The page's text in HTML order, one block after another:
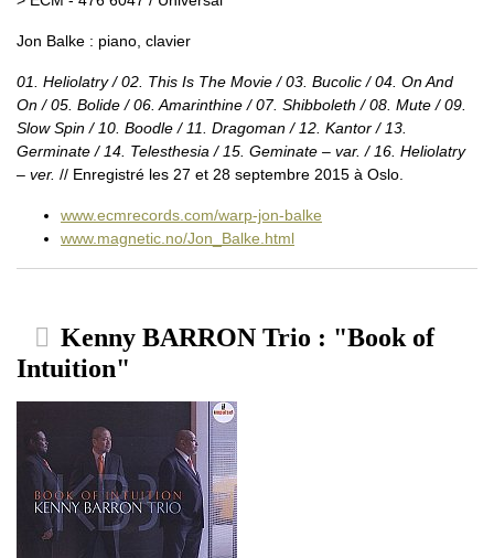
Jon Balke : piano, clavier
01. Heliolatry / 02. This Is The Movie / 03. Bucolic / 04. On And
On / 05. Bolide / 06. Amarinthine / 07. Shibboleth / 08. Mute / 09.
Slow Spin / 10. Boodle / 11. Dragoman / 12. Kantor / 13.
Germinate / 14. Telesthesia / 15. Geminate – var. / 16. Heliolatry
– ver. // Enregistré les 27 et 28 septembre 2015 à Oslo.
www.ecmrecords.com/warp-jon-balke
www.magnetic.no/Jon_Balke.html
Kenny BARRON Trio : "Book of
Intuition"